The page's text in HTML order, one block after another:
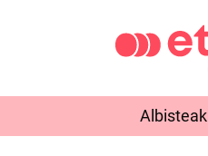
Albisteak